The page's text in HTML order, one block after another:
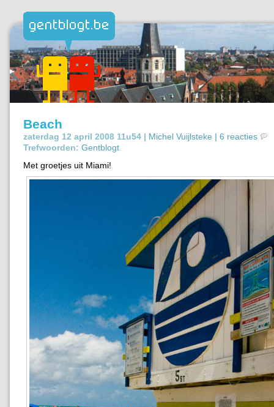
Beach
zaterdag 12 april 2008 11u54 | Michel Vuijlsteke | 6 reacties
Trefwoorden: Gentblogt
Met groetjes uit Miami!